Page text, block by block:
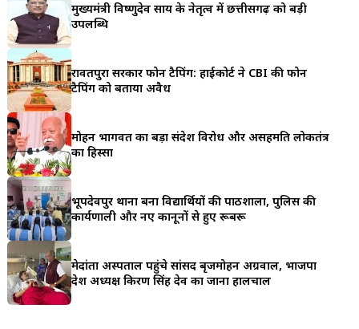
मुख्यमंत्री विष्णुदेव साय के नेतृत्व में छत्तीसगढ़ को बड़ी
उपलब्धि
रावतपुरा सरकार फोन टैपिंग: हाईकोर्ट ने CBI की फोन
टैपिंग को बताया अवैध
मोहन भागवत का बड़ा संदेश विरोध और असहमति लोकतंत्र
का हिस्सा
भूपदेवपुर थाना बना विद्यार्थियों की पाठशाला, पुलिस की
कार्यप्रणाली और नए कानूनों से हुए रूबरू
मेदांता अस्पताल पहुंचे सांसद बृजमोहन अग्रवाल, भाजपा
प्रदेश अध्यक्ष किरण सिंह देव का जाना हालचाल